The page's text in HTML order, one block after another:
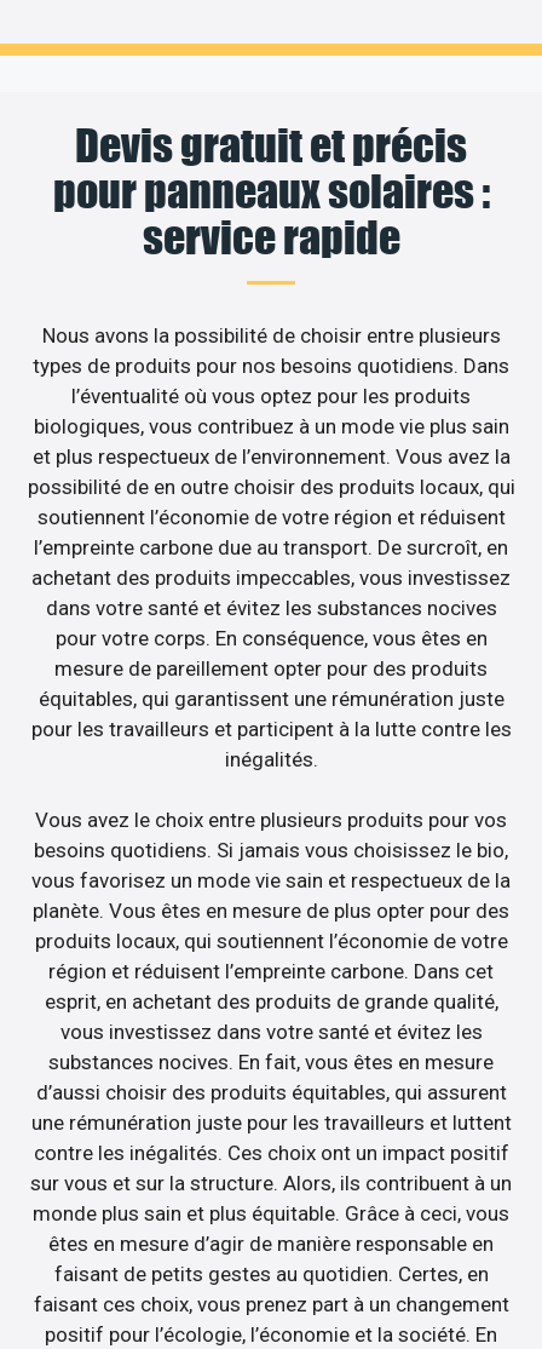
Devis gratuit et précis
pour panneaux solaires :
service rapide
Nous avons la possibilité de choisir entre plusieurs
types de produits pour nos besoins quotidiens. Dans
l’éventualité où vous optez pour les produits
biologiques, vous contribuez à un mode vie plus sain
et plus respectueux de l’environnement. Vous avez la
possibilité de en outre choisir des produits locaux, qui
soutiennent l’économie de votre région et réduisent
l’empreinte carbone due au transport. De surcroît, en
achetant des produits impeccables, vous investissez
dans votre santé et évitez les substances nocives
pour votre corps. En conséquence, vous êtes en
mesure de pareillement opter pour des produits
équitables, qui garantissent une rémunération juste
pour les travailleurs et participent à la lutte contre les
inégalités.
Vous avez le choix entre plusieurs produits pour vos
besoins quotidiens. Si jamais vous choisissez le bio,
vous favorisez un mode vie sain et respectueux de la
planète. Vous êtes en mesure de plus opter pour des
produits locaux, qui soutiennent l’économie de votre
région et réduisent l’empreinte carbone. Dans cet
esprit, en achetant des produits de grande qualité,
vous investissez dans votre santé et évitez les
substances nocives. En fait, vous êtes en mesure
d’aussi choisir des produits équitables, qui assurent
une rémunération juste pour les travailleurs et luttent
contre les inégalités. Ces choix ont un impact positif
sur vous et sur la structure. Alors, ils contribuent à un
monde plus sain et plus équitable. Grâce à ceci, vous
êtes en mesure d’agir de manière responsable en
faisant de petits gestes au quotidien. Certes, en
faisant ces choix, vous prenez part à un changement
positif pour l’écologie, l’économie et la société. En